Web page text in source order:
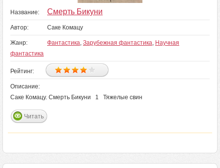
Название: Смерть Бикуни
Автор: Саке Комацу
Жанр: Фантастика, Зарубежная фантастика, Научная
фантастика
Рейтинг:
Описание:
Саке Комацу. Смерть Бикуни 1 Тяжелые свин
Читать